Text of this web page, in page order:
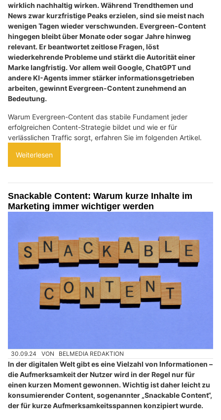
wirklich nachhaltig wirken. Während Trendthemen und
News zwar kurzfristige Peaks erzielen, sind sie meist nach
wenigen Tagen wieder verschwunden. Evergreen-Content
hingegen bleibt über Monate oder sogar Jahre hinweg
relevant. Er beantwortet zeitlose Fragen, löst
wiederkehrende Probleme und stärkt die Autorität einer
Marke langfristig. Vor allem weil Google, ChatGPT und
andere KI-Agents immer stärker informationsgetrieben
arbeiten, gewinnt Evergreen-Content zunehmend an
Bedeutung.
Warum Evergreen-Content das stabile Fundament jeder
erfolgreichen Content-Strategie bildet und wie er für
verlässlichen Traffic sorgt, erfahren Sie im folgenden Artikel.
Weiterlesen
Snackable Content: Warum kurze Inhalte im
Marketing immer wichtiger werden
30.09.24 VON BELMEDIA REDAKTION
In der digitalen Welt gibt es eine Vielzahl von Informationen –
die Aufmerksamkeit der Nutzer wird in der Regel nur für
einen kurzen Moment gewonnen. Wichtig ist daher leicht zu
konsumierender Content, sogenannter „Snackable Content“,
der für kurze Aufmerksamkeitsspannen konzipiert wurde.